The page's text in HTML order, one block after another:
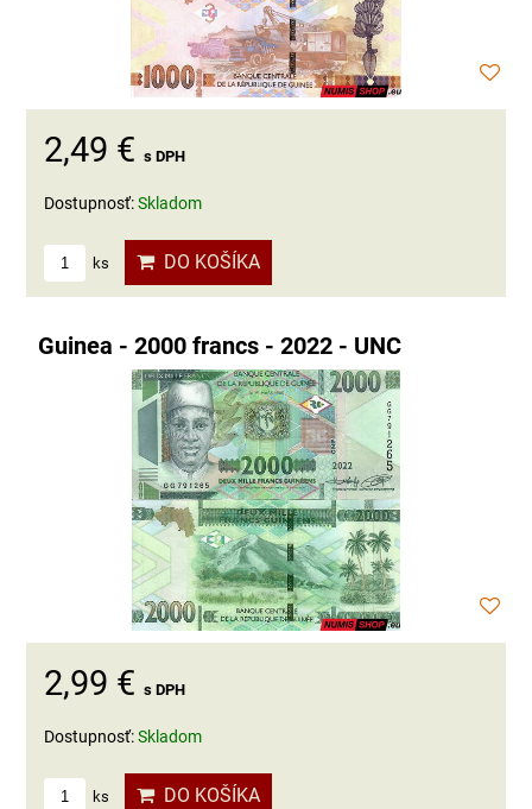
2,49 € s DPH
Dostupnosť:Skladom
ks DO KOŠÍKA
Guinea - 2000 francs - 2022 - UNC
2,99 € s DPH
Dostupnosť:Skladom
ks DO KOŠÍKA